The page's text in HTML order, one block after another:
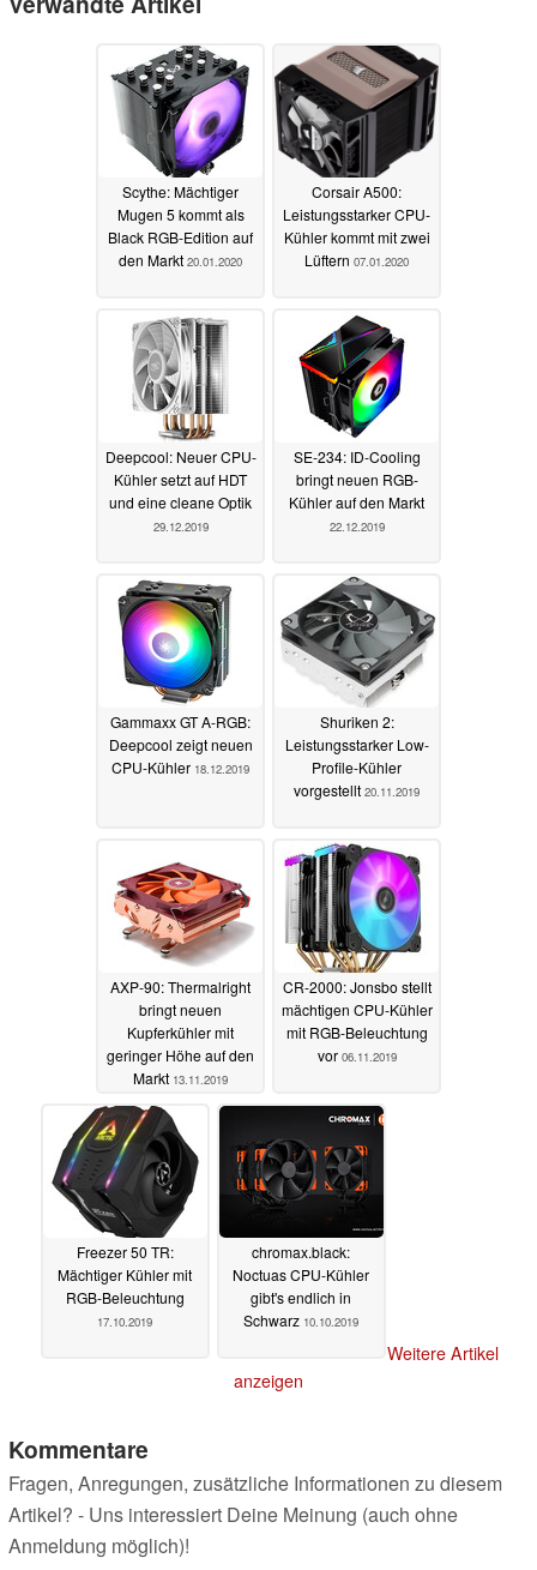
Scythe: Mächtiger
Mugen 5 kommt als
Black RGB-Edition auf
den Markt 20.01.2020
Corsair A500:
Leistungsstarker CPU-
Kühler kommt mit zwei
Lüftern 07.01.2020
Deepcool: Neuer CPU-
Kühler setzt auf HDT
und eine cleane Optik
29.12.2019
SE-234: ID-Cooling
bringt neuen RGB-
Kühler auf den Markt
22.12.2019
Gammaxx GT A-RGB:
Deepcool zeigt neuen
CPU-Kühler 18.12.2019
Shuriken 2:
Leistungsstarker Low-
Profile-Kühler
vorgestellt 20.11.2019
AXP-90: Thermalright
bringt neuen
Kupferkühler mit
geringer Höhe auf den
Markt 13.11.2019
CR-2000: Jonsbo stellt
mächtigen CPU-Kühler
mit RGB-Beleuchtung
vor 06.11.2019
Freezer 50 TR:
Mächtiger Kühler mit
RGB-Beleuchtung
17.10.2019
chromax.black:
Noctuas CPU-Kühler
gibt's endlich in
Schwarz 10.10.2019
Weitere Artikel
anzeigen
Kommentare
Fragen, Anregungen, zusätzliche Informationen zu diesem
Artikel? - Uns interessiert Deine Meinung (auch ohne
Anmeldung möglich)!